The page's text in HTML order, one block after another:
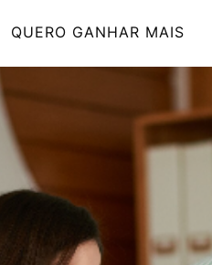
QUERO GANHAR MAIS